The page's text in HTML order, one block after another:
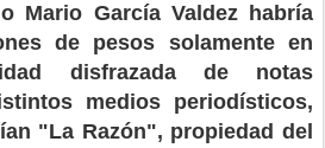
Mario García Valdez habría
de pesos solamente en
disfrazada de notas
medios periodísticos,
"La Razón", propiedad del